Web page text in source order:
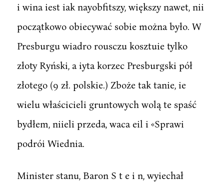
i wina iest iak nayobfitszy, większy nawet, nii
początkowo obiecywać sobie można było. W
Presburgu wiadro rousczu kosztuie tylko
złoty Ryński, a iyta korzec Presburgski pół
złotego (9 zł. polskie.) Zboże tak tanie, ie
wielu właścicieli gruntowych wolą te spaść
bydłem, niieli przeda, waca eil i «Sprawi
podrói Wiednia.
Minister stanu, Baron S t e i n, wyiechał